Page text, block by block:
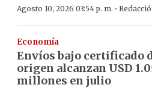
Agosto 10, 2026 03:54 p. m. ·
Economía
Envíos bajo certificado
origen alcanzan USD
millones en julio